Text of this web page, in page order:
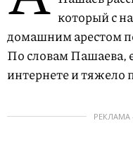
который с
домашним арестом
По словам Пашаева,
интернете и тяжело